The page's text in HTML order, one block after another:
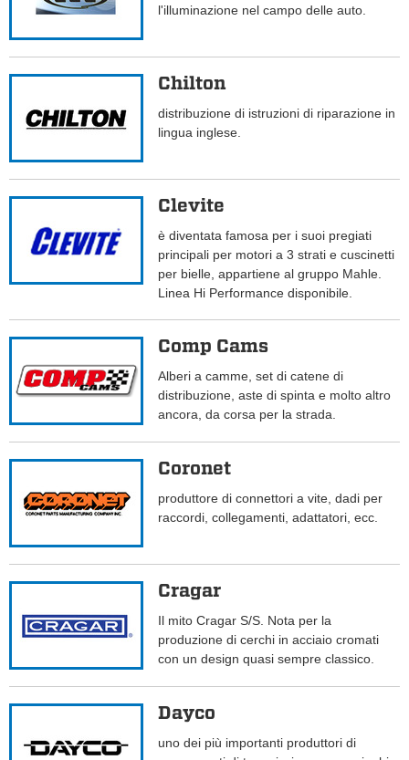
l'illuminazione nel campo delle auto.
Chilton
distribuzione di istruzioni di riparazione in
lingua inglese.
Clevite
è diventata famosa per i suoi pregiati
principali per motori a 3 strati e cuscinetti
per bielle, appartiene al gruppo Mahle.
Linea Hi Performance disponibile.
Comp Cams
Alberi a camme, set di catene di
distribuzione, aste di spinta e molto altro
ancora, da corsa per la strada.
Coronet
produttore di connettori a vite, dadi per
raccordi, collegamenti, adattatori, ecc.
Cragar
Il mito Cragar S/S. Nota per la
produzione di cerchi in acciaio cromati
con un design quasi sempre classico.
Dayco
uno dei più importanti produttori di